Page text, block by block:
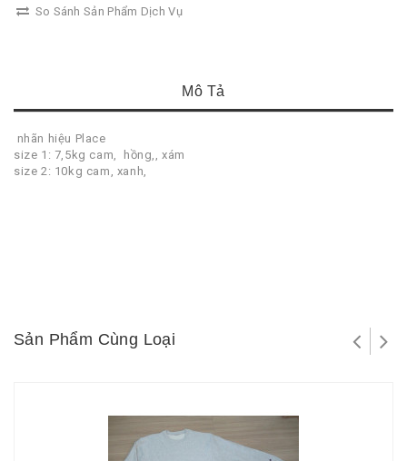
So Sánh Sản Phẩm Dịch Vụ
Mô Tả
nhãn hiệu Place
size 1: 7,5kg cam, hồng,, xám
size 2: 10kg cam, xanh,
Sản Phẩm Cùng Loại